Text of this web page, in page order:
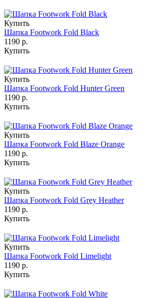
Купить
Шапка Footwork Fold Black
1190 р.
Купить
Купить
Шапка Footwork Fold Hunter Green
1190 р.
Купить
Купить
Шапка Footwork Fold Blaze Orange
1190 р.
Купить
Купить
Шапка Footwork Fold Grey Heather
1190 р.
Купить
Купить
Шапка Footwork Fold Limelight
1190 р.
Купить